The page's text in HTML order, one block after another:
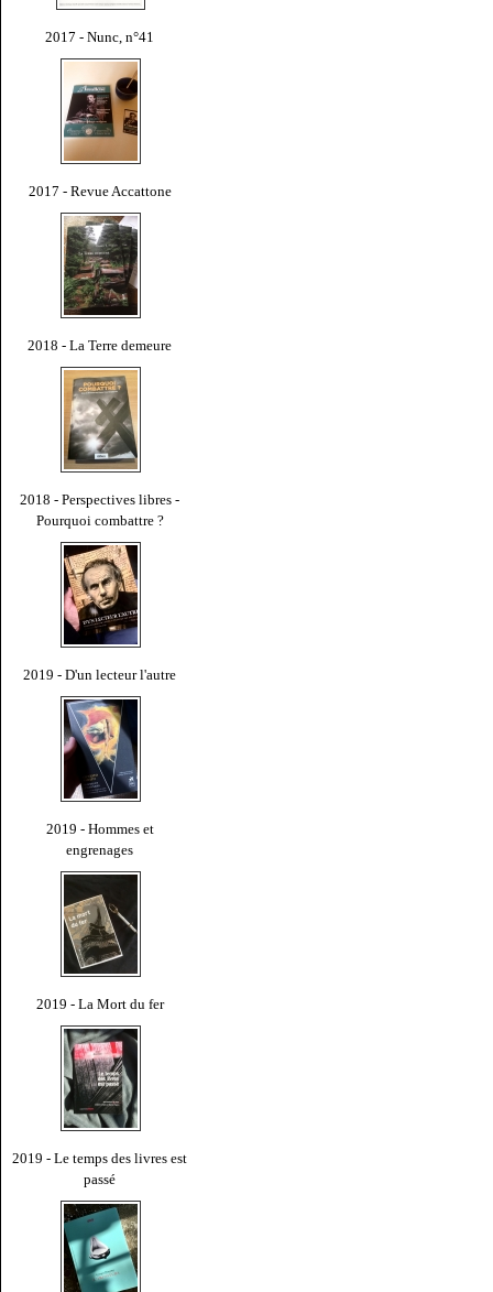
2017 - Nunc, n°41
2017 - Revue Accattone
2018 - La Terre demeure
2018 - Perspectives libres -
Pourquoi combattre ?
2019 - D'un lecteur l'autre
2019 - Hommes et
engrenages
2019 - La Mort du fer
2019 - Le temps des livres est
passé